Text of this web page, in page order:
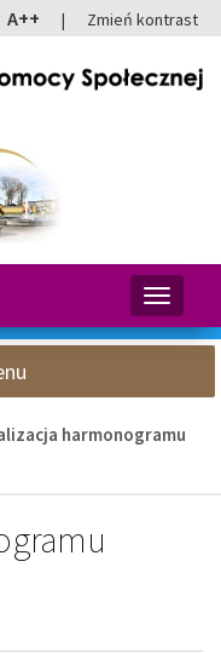
A++ | Zmień kontrast
Przełącz
harmonogramu